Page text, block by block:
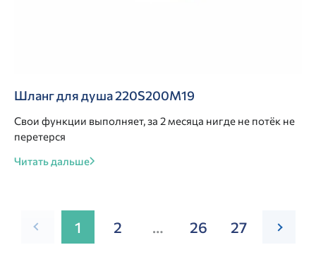
Шланг для душа 220S200M19
Свои функции выполняет, за 2 месяца нигде не потёк не
перетерся
Читать дальше
1 2 … 26 27